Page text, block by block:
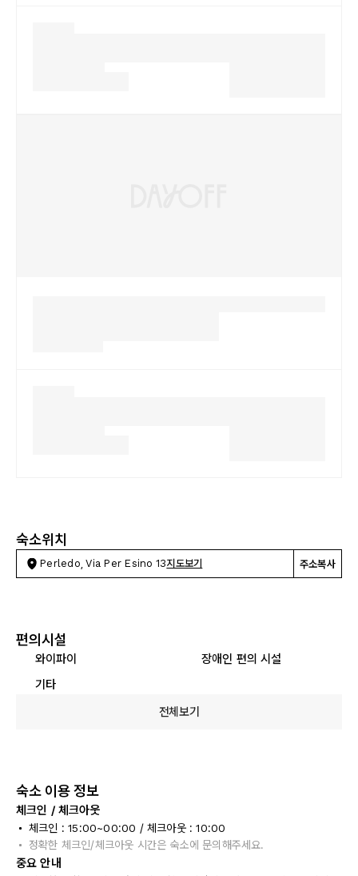
숙소위치
Perledo, Via Per Esino 13지도보기 주소복사
편의시설
와이파이
장애인 편의 시설
기타
전체보기
숙소 이용 정보
체크인 / 체크아웃
체크인 : 15:00~00:00 / 체크아웃 : 10:00
정확한 체크인/체크아웃 시간은 숙소에 문의해주세요.
중요 안내